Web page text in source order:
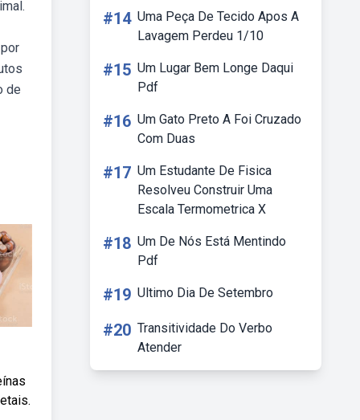
de
#14 Uma Peça De Tecido Apos A
Lavagem Perdeu 1/10
#15 Um Lugar Bem Longe Daqui
Pdf
#16 Um Gato Preto A Foi Cruzado
Com Duas
#17 Um Estudante De Fisica
Resolveu Construir Uma
Escala Termometrica X
#18 Um De Nós Está Mentindo
Pdf
#19 Ultimo Dia De Setembro
#20 Transitividade Do Verbo
Atender